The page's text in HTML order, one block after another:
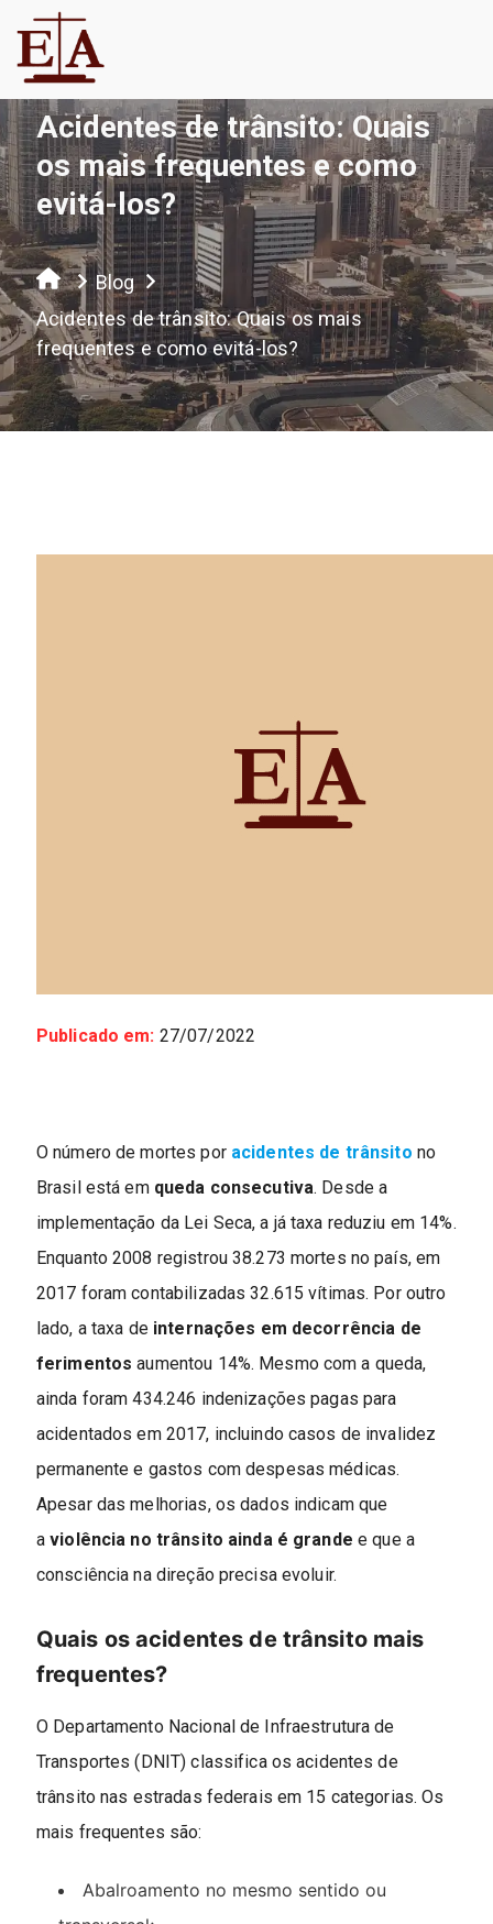
Acidentes de trânsito: Quais
os mais frequentes e como
evitá-los?
Blog
Acidentes de trânsito: Quais os mais
frequentes e como evitá-los?
Publicado em: 27/07/2022
O número de mortes por acidentes de trânsito no
Brasil está em queda consecutiva. Desde a
implementação da Lei Seca, a já taxa reduziu em 14%.
Enquanto 2008 registrou 38.273 mortes no país, em
2017 foram contabilizadas 32.615 vítimas. Por outro
lado, a taxa de internações em decorrência de
ferimentos aumentou 14%. Mesmo com a queda,
ainda foram 434.246 indenizações pagas para
acidentados em 2017, incluindo casos de invalidez
permanente e gastos com despesas médicas.
Apesar das melhorias, os dados indicam que
aviolência no trânsito ainda é grande e que a
consciência na direção precisa evoluir.
Quais os acidentes de trânsito mais
frequentes?
O Departamento Nacional de Infraestrutura de
Transportes (DNIT) classifica os acidentes de
trânsito nas estradas federais em 15 categorias. Os
mais frequentes são:
Abalroamento no mesmo sentido ou